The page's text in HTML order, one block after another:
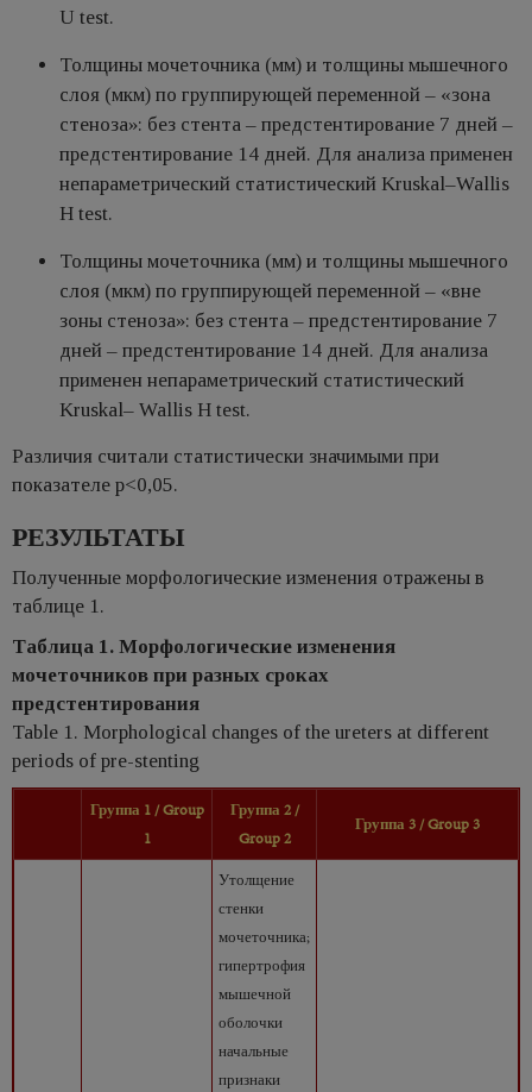
U test.
Толщины мочеточника (мм) и толщины мышечного
слоя (мкм) по группирующей переменной – «зона
стеноза»: без стента – предстентирование 7 дней –
предстентирование 14 дней. Для анализа применен
непараметрический статистический Kruskal–Wallis
H test.
Толщины мочеточника (мм) и толщины мышечного
слоя (мкм) по группирующей переменной – «вне
зоны стеноза»: без стента – предстентирование 7
дней – предстентирование 14 дней. Для анализа
применен непараметрический статистический
Kruskal– Wallis H test.
Различия считали статистически значимыми при
показателе р<0,05.
РЕЗУЛЬТАТЫ
Полученные морфологические изменения отражены в
таблице 1.
Таблица 1. Морфологические изменения
мочеточников при разных сроках
предстентирования
Table 1. Morphological changes of the ureters at different
periods of pre-stenting
Группа 1 / Group
1
Группа 2 /
Group 2
Группа 3 / Group 3
Утолщение
стенки
мочеточника;
гипертрофия
мышечной
оболочки
начальные
признаки